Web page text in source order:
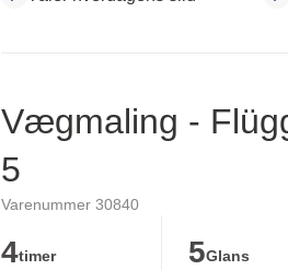
Vægmaling -
5
Varenummer 30840
4timer
5Glans